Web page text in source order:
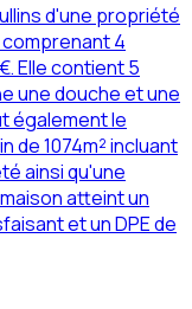
d'une propriété
4
Elle contient 5
une douche et une
également le
de 1074m² incluant
ainsi qu'une
atteint un
et un DPE de